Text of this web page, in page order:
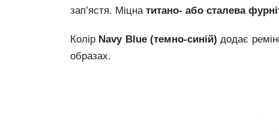
зап’ястя. Міцна титано- або сталевa
Колір Navy Blue (темно-синій) додає
образах.